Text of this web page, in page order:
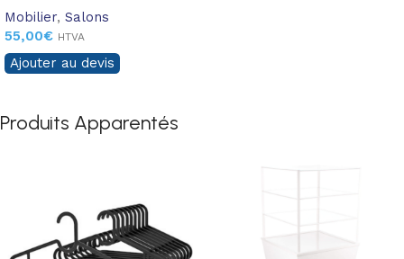
Mobilier, Salons
55,00€ HTVA
Ajouter au devis
Produits Apparentés